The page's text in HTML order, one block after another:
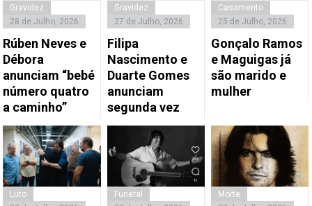
Gravidez
28 de Julho, 2026
Rúben Neves e
Débora
anunciam “bebé
número quatro
a caminho”
Gravidez
27 de Julho, 2026
Filipa
Nascimento e
Duarte Gomes
anunciam
segunda vez
Casamento
25 de Julho, 2026
Gonçalo Ramos
e Maguigas já
são marido e
mulher
Luto
Funeral
Morte